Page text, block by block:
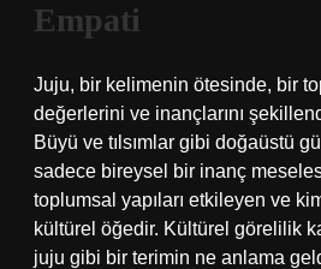
Empati
Juju, bir kelimenin ötesinde, bir
değerlerini ve inançlarını
Büyü ve tılsımlar gibi doğaüstü
sadece bireysel bir inanç
toplumsal yapıları etkileyen ve
kültürel öğedir. Kültürel görelilik
juju gibi bir terimin ne anlama